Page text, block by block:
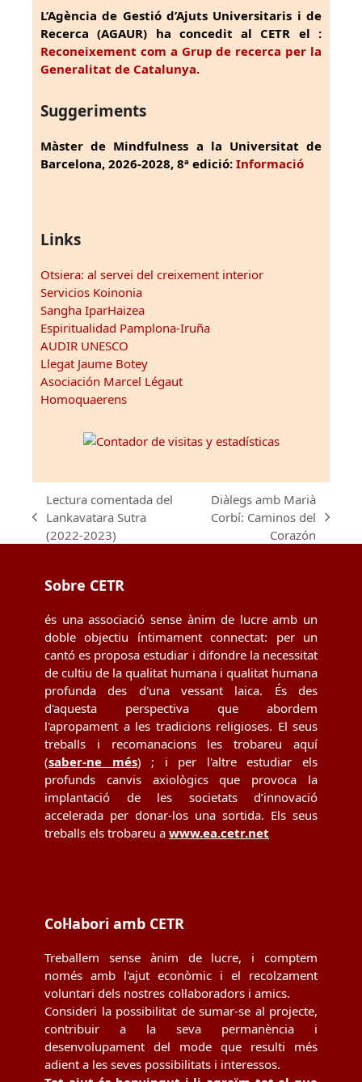
L’Agència de Gestió d’Ajuts Universitaris i de
Recerca (AGAUR) ha concedit al CETR el :
Reconeixement com a Grup de recerca per la
Generalitat de Catalunya.
Suggeriments
Màster de Mindfulness a la Universitat de
Barcelona, 2026-2028, 8ª edició: Informació
Links
Otsiera: al servei del creixement interior
Servicios Koinonia
Sangha IparHaizea
Espiritualidad Pamplona-Iruña
AUDIR UNESCO
Llegat Jaume Botey
Asociación Marcel Légaut
Homoquaerens
previous
post:
Lectura comentada del
Lankavatara Sutra
(2022-2023)
next
post:
Diàlegs amb Marià
Corbí: Caminos del
Corazón
Sobre CETR
és una associació sense ànim de lucre amb un
doble objectiu íntimament connectat: per un
cantó es proposa estudiar i difondre la necessitat
de cultiu de la qualitat humana i qualitat humana
profunda des d'una vessant laica. És des
d'aquesta perspectiva que abordem
l'apropament a les tradicions religioses. El seus
treballs i recomanacions les trobareu aquí
(saber-ne més) ; i per l'altre estudiar els
profunds canvis axiològics que provoca la
implantació de les societats d’innovació
accelerada per donar-los una sortida. Els seus
treballs els trobareu a www.ea.cetr.net
Col·labori amb CETR
Treballem sense ànim de lucre, i comptem
només amb l'ajut econòmic i el recolzament
voluntari dels nostres col·laboradors i amics.
Consideri la possibilitat de sumar-se al projecte,
contribuir a la seva permanència i
desenvolupament del mode que resulti més
adient a les seves possibilitats i interessos.